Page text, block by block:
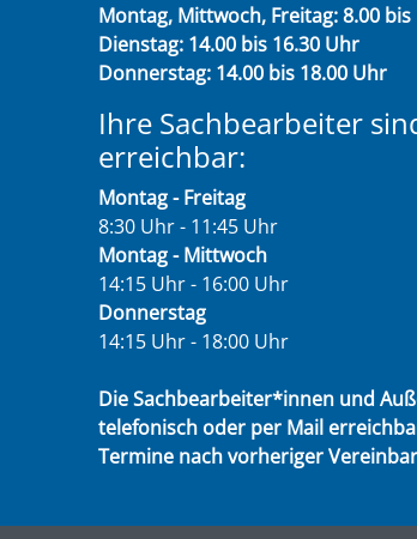
Montag, Mittwoch, Freitag: 8.00 bis
Dienstag: 14.00 bis 16.30 Uhr
Donnerstag: 14.00 bis 18.00 Uhr
Ihre Sachbearbeiter
erreichbar:
Montag - Freitag
8:30 Uhr - 11:45 Uhr
Montag - Mittwoch
14:15 Uhr - 16:00 Uhr
Donnerstag
14:15 Uhr - 18:00 Uhr
Die Sachbearbeiter*innen und
telefonisch oder per Mail
Termine nach vorheriger